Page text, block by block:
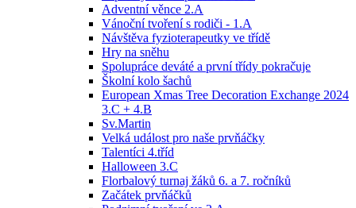
Adventní věnce 2.A
Vánoční tvoření s rodiči - 1.A
Návštěva fyzioterapeutky ve třídě
Hry na sněhu
Spolupráce deváté a první třídy pokračuje
Školní kolo šachů
European Xmas Tree Decoration Exchange 2024
3.C + 4.B
Sv.Martin
Velká událost pro naše prvňáčky
Talentíci 4.tříd
Halloween 3.C
Florbalový turnaj žáků 6. a 7. ročníků
Začátek prvňáčků